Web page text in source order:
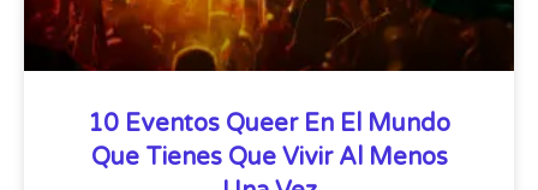
10 Eventos Queer En El Mundo
Que Tienes Que Vivir Al Menos